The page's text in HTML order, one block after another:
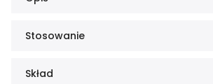
Stosowanie
Skład